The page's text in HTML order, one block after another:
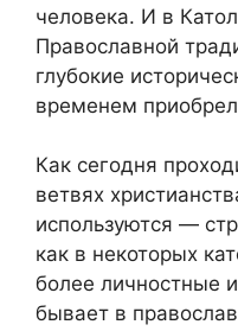
человека. И в
Православной
глубокие
временем
Как сегодня
ветвях
используются —
как в некоторых
более личностные
бывает в